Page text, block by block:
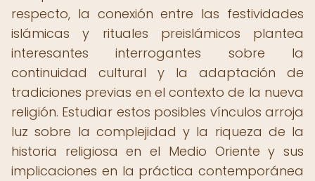
respecto, la conexión entre las festividades
islámicas y rituales preislámicos plantea
interesantes interrogantes sobre la
continuidad cultural y la adaptación de
tradiciones previas en el contexto de la nueva
religión. Estudiar estos posibles vínculos arroja
luz sobre la complejidad y la riqueza de la
historia religiosa en el Medio Oriente y sus
implicaciones en la práctica contemporánea